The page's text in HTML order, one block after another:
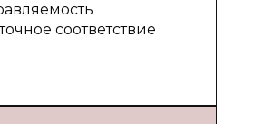
соответствие